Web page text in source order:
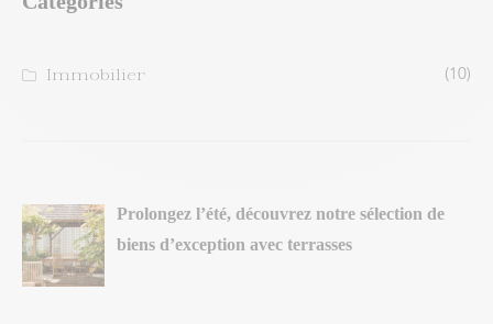
Immobilier (10)
Prolongez l’été, découvrez notre sélection de
biens d’exception avec terrasses